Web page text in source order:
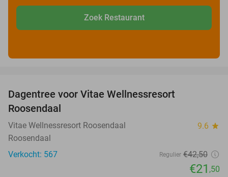
Zoek Restaurant
Dagentree voor Vitae Wellnessresort
Roosendaal
Vitae Wellnessresort Roosendaal 9.6 star
Roosendaal
Verkocht: 567
Regulier €42,50
€21 ,50